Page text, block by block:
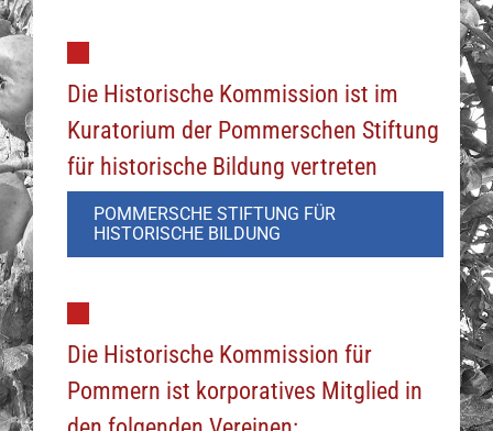
Die Historische Kommission ist im
Kuratorium der Pommerschen Stiftung
für historische Bildung vertreten
POMMERSCHE STIFTUNG FÜR
HISTORISCHE BILDUNG
Die Historische Kommission für
Pommern ist korporatives Mitglied in